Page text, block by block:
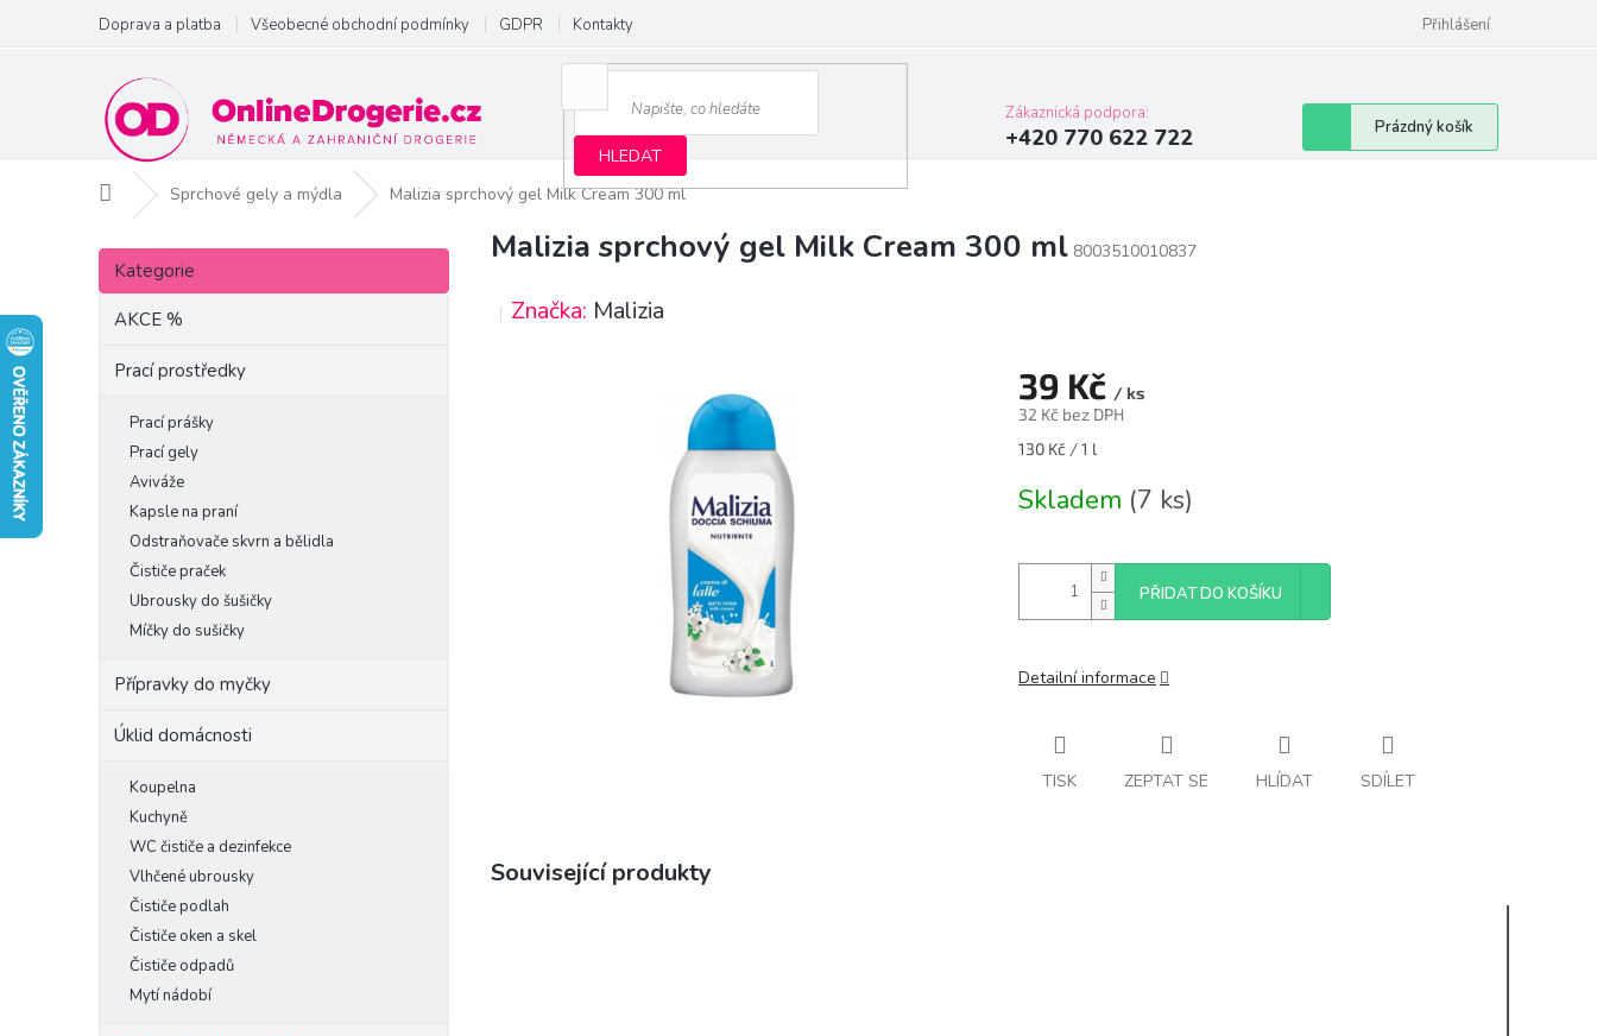
obsah
Doprava a platba Všeobecné obchodní podmínky GDPR Kontakty Přihlášení
HLEDAT
Zákaznická podpora:
+420 770 622 722
Nákupní
košík
Prázdný košík
Domů Sprchové gely a mýdla Malizia sprchový gel Milk Cream 300 ml
P
s
Přeskočit
kategorie
Kategorie
AKCE %
Prací prostředky
Prací prášky
Prací gely
Aviváže
Kapsle na praní
Odstraňovače skvrn a bělidla
Čističe praček
Ubrousky do šušičky
Míčky do sušičky
Přípravky do myčky
Úklid domácnosti
Koupelna
Kuchyně
WC čističe a dezinfekce
Vlhčené ubrousky
Čističe podlah
Čističe oken a skel
Čističe odpadů
Mytí nádobí
Malizia sprchový gel Milk Cream 300 ml 8003510010837
Značka: Malizia
39 Kč / ks
32 Kč bez DPH
Měrná
130 Kč / 1 l
Skladem (7 ks)
PŘIDAT DO KOŠÍKU
Detailní informace
TISK ZEPTAT SE HLÍDAT SDÍLET
Související produkty